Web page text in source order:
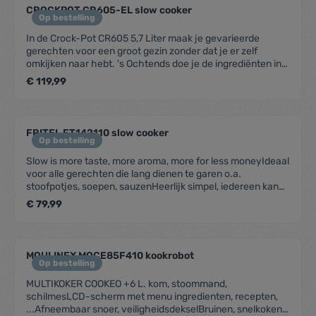
Op bestelling
CROCKPOT CR605-EL slow cooker
In de Crock-Pot CR605 5,7 Liter maak je gevarieerde
gerechten voor een groot gezin zonder dat je er zelf
omkijken naar hebt. 's Ochtends doe je de ingrediënten in
de slowcooker en stel je een timer in. Als je thuis komt uit je
werk, is je gerecht klaar. Omdat de ingrediënten langzaam
vaatwasmachine, zodat je geen afwas hoeft te doen.
€ 119,99
Op bestelling
FRITEL FT142110 slow cooker
Slow is more taste, more aroma, more for less moneyIdeaal
voor alle gerechten die lang dienen te garen o.a.
stoofpotjes, soepen, sauzenHeerlijk simpel, iedereen kan
koken met een Slow CookerGoedkoper: Want zelfs het
taaiste vlees wordt supermals dankzij de trage
temperatuur JaEnergieverbruikVermogen 210
WFunctiesSudderfunctie JaWarmhoudfunctie JaFysieke
GlasOnderhoud & ReinigingUitneembare binnenpan
JaVaatwasbestendige onderdelen JaVeiligheidCool Touch
Handgrepen Ja
€ 79,99
Op bestelling
MOULINEX MOCE85F410 kookrobot
MULTIKOKER COOKEO +6 L. kom, stoommand,
schilmesLCD-scherm met menu ingredienten, recepten,
...Afneembaar snoer, veiligheidsdekselBruinen, snelkoken,